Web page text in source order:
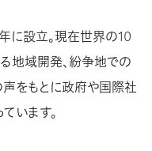
に設立。現在世界の10
地域開発、紛争地での
をもとに政府や国際社
います。